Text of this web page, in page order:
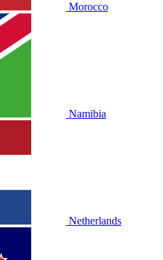
Morocco
Namibia
Netherlands